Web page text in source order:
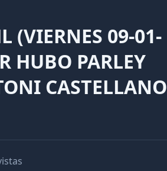
(VIERNES 09-01-
HUBO PARLEY
CASTELLANO